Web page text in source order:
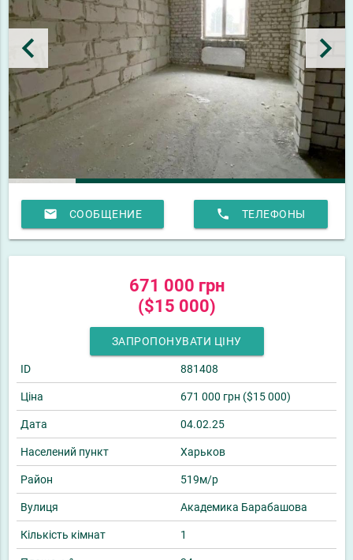
keyboard_arrow_left keyboard_arrow_right
email СООБЩЕНИЕ phone ТЕЛЕФОНЫ
671 000 грн
($15 000)
ЗАПРОПОНУВАТИ ЦІНУ
ID 881408
Ціна 671 000 грн ($15 000)
Дата 04.02.25
Населений пункт Харьков
Район 519м/р
Вулиця Академика Барабашова
Кількість кімнат 1